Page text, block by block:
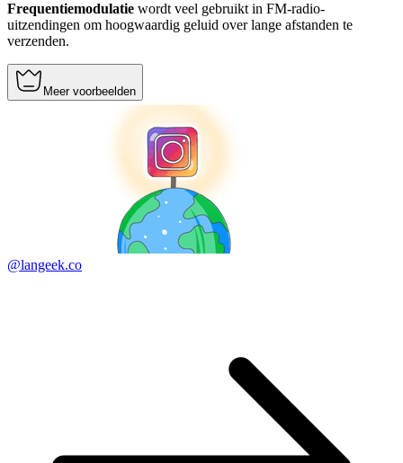
Frequentiemodulatie wordt veel gebruikt in FM-radio-
uitzendingen om hoogwaardig geluid over lange afstanden te
verzenden.
Meer voorbeelden
@langeek.co